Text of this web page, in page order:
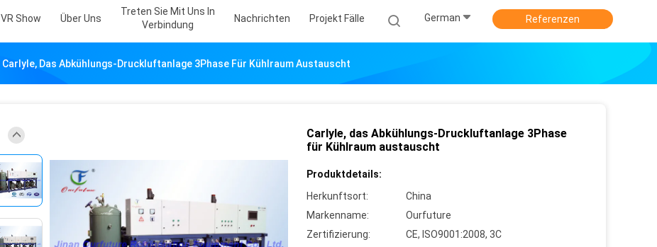
VR Show Über Uns
Treten Sie Mit Uns In
Verbindung
Nachrichten Projekt Fälle German Referenzen
Carlyle, Das Abkühlungs-Druckluftanlage 3Phase Für Kühlraum Austauscht
Carlyle, das Abkühlungs-Druckluftanlage 3Phase
für Kühlraum austauscht
Produktdetails:
Herkunftsort:
China
Markenname:
Ourfuture
Zertifizierung:
CE, ISO9001:2008, 3C